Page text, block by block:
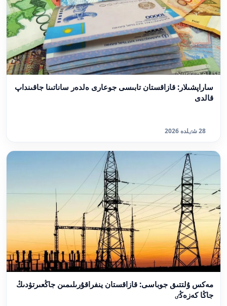
ساراپشىلار: قازاقستان تابىسى جوعارى ەلدەر ساناتىنا جاقىنداپ
قالدى
28 شٸلدە 2026
مەكس ۇلتتىق جوباسى: قازاقستان ينفراقۇرىلىمىن جاڭعىرتۋدىڭ
جاڭا كەزەڭٸ